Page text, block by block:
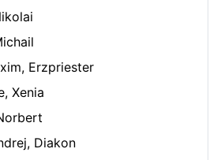
Erzpriester
Xenia
Diakon